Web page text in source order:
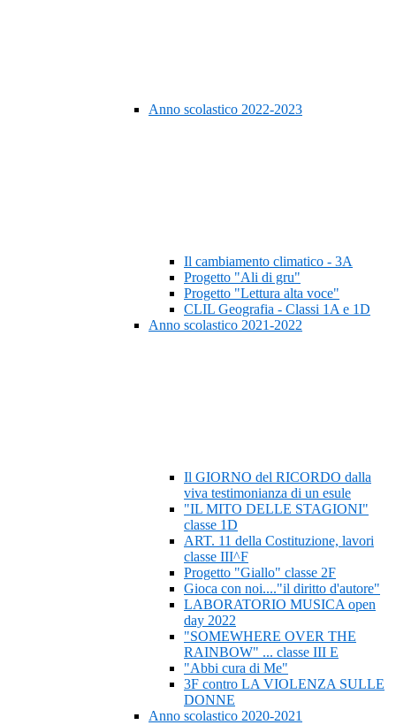
Anno scolastico 2022-2023
Il cambiamento climatico - 3A
Progetto "Ali di gru"
Progetto "Lettura alta voce"
CLIL Geografia - Classi 1A e 1D
Anno scolastico 2021-2022
Il GIORNO del RICORDO dalla
viva testimonianza di un esule
"IL MITO DELLE STAGIONI"
classe 1D
ART. 11 della Costituzione, lavori
classe III^F
Progetto "Giallo" classe 2F
Gioca con noi...."il diritto d'autore"
LABORATORIO MUSICA open
day 2022
"SOMEWHERE OVER THE
RAINBOW" ... classe III E
"Abbi cura di Me"
3F contro LA VIOLENZA SULLE
DONNE
Anno scolastico 2020-2021